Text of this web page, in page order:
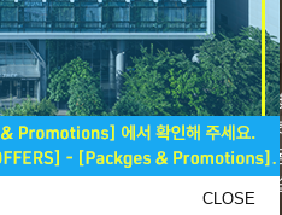
MYEONGDONG
‘나인트리 바이 파르나스 서울
억을 남길 수 있는 즐거움을 제공
관광과 패션, 문화의 메카인 명
과 3개의 미팅룸 등을 갖추고 있
CLOSE